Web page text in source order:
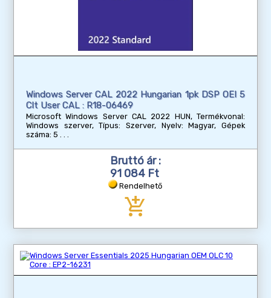
Windows Server CAL 2022 Hungarian 1pk DSP OEI 5
Clt User CAL : R18-06469
Microsoft Windows Server CAL 2022 HUN, Termékvonal:
Windows szerver, Típus: Szerver, Nyelv: Magyar, Gépek
száma: 5
Bruttó ár :
91 084 Ft
Rendelhető
add_shopping_cart